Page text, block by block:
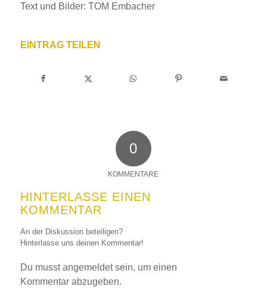
Text und Bilder: TOM Embacher
EINTRAG TEILEN
0
KOMMENTARE
HINTERLASSE EINEN
KOMMENTAR
An der Diskussion beteiligen?
Hinterlasse uns deinen Kommentar!
Du musstangemeldetsein, um einen
Kommentar abzugeben.